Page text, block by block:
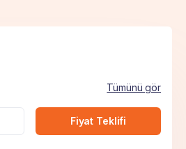
Tümünü gör
Fiyat Teklifi